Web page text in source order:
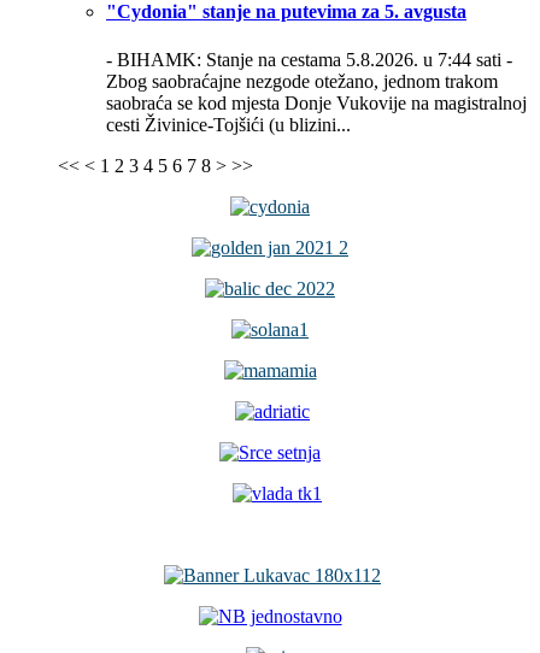
"Cydonia" stanje na putevima za 5. avgusta
- BIHAMK: Stanje na cestama 5.8.2026. u 7:44 sati -
Zbog saobraćajne nezgode otežano, jednom trakom
saobraća se kod mjesta Donje Vukovije na magistralnoj
cesti Živinice-Tojšići (u blizini...
<< < 1 2 3 4 5 6 7 8 > >>